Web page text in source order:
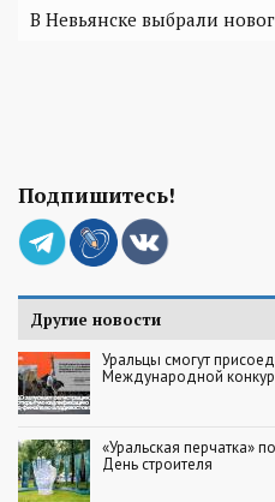
В Невьянске выбрали
Подпишитесь!
Другие новости
Уральцы смогут
Международной
«Уральская перчатка»
День строителя